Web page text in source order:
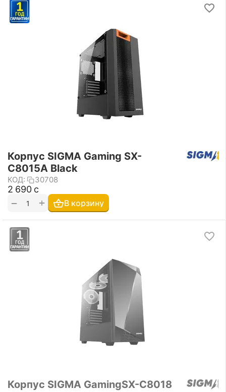
Корпус SIGMA Gaming SX-
C8015A Black
КОД: 30708
2 690 с
+
− В корзину
Корпус SIGMA GamingSX-C8018